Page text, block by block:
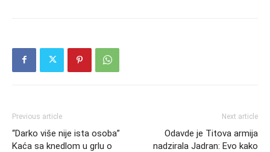
Previous article
“Darko više nije ista osoba”
Kaća sa knedlom u grlu o
Next article
Odavde je Titova armija
nadzirala Jadran: Evo kako